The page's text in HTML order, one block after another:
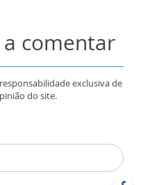
comentar
exclusiva de
do site.